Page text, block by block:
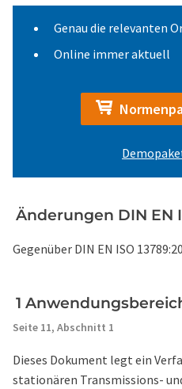
Genau die relevanten
Online immer aktuell
Änderungen DIN EN
Gegenüber DIN EN ISO
1
Seite 11, Abschnitt 1
Dieses Dokument legt ein
stationären Transmissions-